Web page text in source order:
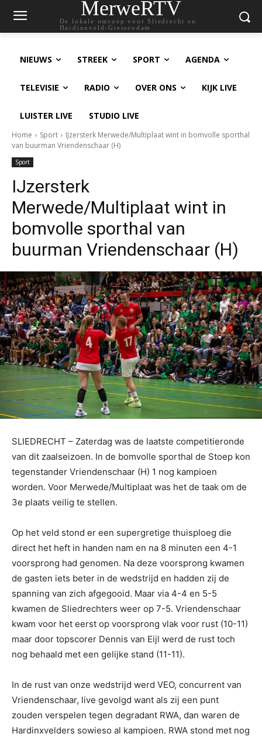
MerweRTV
De lokale omroep voor Sliedrecht en
Hardinxveld-Giessendam
NIEUWS STREEK SPORT AGENDA
TELEVISIE RADIO OVER ONS KIJK LIVE
LUISTER LIVE STUDIO LIVE
Home Sport
IJzersterk Merwede/Multiplaat wint in bomvolle sporthal
van buurman Vriendenschaar (H)
Sport
IJzersterk
Merwede/Multiplaat wint in
bomvolle sporthal van
buurman Vriendenschaar (H)
SLIEDRECHT – Zaterdag was de laatste competitieronde
van dit zaalseizoen. In de bomvolle sporthal de Stoep kon
tegenstander Vriendenschaar (H) 1 nog kampioen
worden. Voor Merwede/Multiplaat was het de taak om de
3e plaats veilig te stellen.
Op het veld stond er een supergretige thuisploeg die
direct het heft in handen nam en na 8 minuten een 4-1
voorsprong had genomen. Na deze voorsprong kwamen
de gasten iets beter in de wedstrijd en hadden zij de
spanning van zich afgegooid. Maar via 4-4 en 5-5
kwamen de Sliedrechters weer op 7-5. Vriendenschaar
kwam voor het eerst op voorsprong vlak voor rust (10-11)
maar door topscorer Dennis van Eijl werd de rust toch
nog behaald met een gelijke stand (11-11).
In de rust van onze wedstrijd werd VEO, concurrent van
Vriendenschaar, live gevolgd want als zij een punt
zouden verspelen tegen degradant RWA, dan waren de
Hardinxvelders sowieso al kampioen. RWA stond met nog